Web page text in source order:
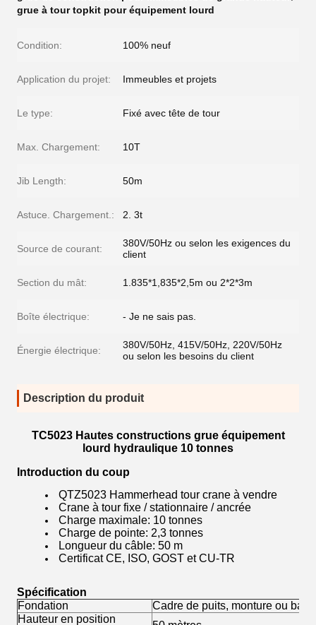
grue à tour topkit pour équipement lourd
Condition: 100% neuf
Application du projet: Immeubles et projets
Le type: Fixé avec tête de tour
Max. Chargement: 10T
Jib Length: 50m
Astuce. Chargement.: 2. 3t
Source de courant:
380V/50Hz ou selon les exigences du
client
Section du mât: 1.835*1,835*2,5m ou 2*2*3m
Boîte électrique: - Je ne sais pas.
Énergie électrique:
380V/50Hz, 415V/50Hz, 220V/50Hz
ou selon les besoins du client
Description du produit
TC5023 Hautes constructions grue équipement
lourd hydraulique 10 tonnes
Introduction du coup
QTZ5023 Hammerhead tour crane à vendre
Crane à tour fixe / stationnaire / ancrée
Charge maximale: 10 tonnes
Charge de pointe: 2,3 tonnes
Longueur du câble: 50 m
Certificat CE, ISO, GOST et CU-TR
Spécification
Fondation
Cadre de puits, monture ou
Hauteur en position